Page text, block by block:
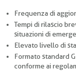
Frequenza di
Tempi di rilascio
situazioni di
Elevato livello di
Formato standard
conforme ai